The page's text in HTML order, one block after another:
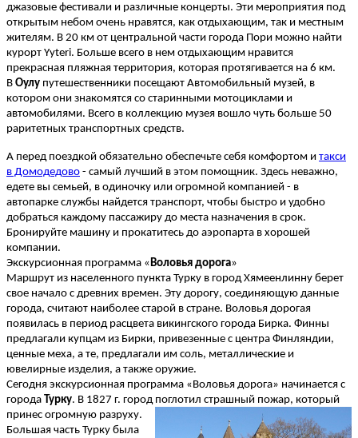
джазовые фестивали и различные концерты. Эти мероприятия под
открытым небом очень нравятся, как отдыхающим, так и местным
жителям. В 20 км от центральной части города Пори можно найти
курорт Yyteri. Больше всего в нем отдыхающим нравится
прекрасная пляжная территория, которая протягивается на 6 км.
В Оулу путешественники посещают Автомобильный музей, в
котором они знакомятся со старинными мотоциклами и
автомобилями. Всего в коллекцию музея вошло чуть больше 50
раритетных транспортных средств.
А перед поездкой обязательно обеспечьте себя комфортом и такси
в Домодедово - самый лучший в этом помощник. Здесь неважно,
едете вы семьей, в одиночку или огромной компанией - в
автопарке службы найдется транспорт, чтобы быстро и удобно
добраться каждому пассажиру до места назначения в срок.
Бронируйте машину и прокатитесь до аэропарта в хорошей
компании.
Экскурсионная программа «Воловья дорога»
Маршрут из населенного пункта Турку в город Хямеенлинну берет
свое начало с древних времен. Эту дорогу, соединяющую данные
города, считают наиболее старой в стране. Воловья дорогая
появилась в период расцвета викингского города Бирка. Финны
предлагали купцам из Бирки, привезенные с центра Финляндии,
ценные меха, а те, предлагали им соль, металлические и
ювелирные изделия, а также оружие.
Сегодня экскурсионная программа «Воловья дорога» начинается с
города Турку. В 1827 г. город поглотил страшный пожар, который
принес огромную разруху.
Большая часть Турку была